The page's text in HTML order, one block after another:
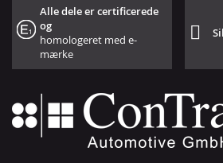
Alle dele er certificerede
og
homologeret med e-
mærke